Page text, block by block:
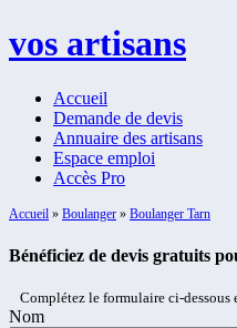
vos artisans
Accueil
Demande de devis
Annuaire des artisans
Espace emploi
Accès Pro
Accueil » Boulanger » Boulanger Tarn
Bénéficiez de devis gratuits
Complétez le formulaire ci-dessous
Nom